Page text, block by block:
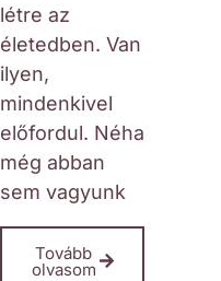
létre az
életedben. Van
ilyen,
mindenkivel
előfordul. Néha
még abban
sem vagyunk
Tovább
olvasom